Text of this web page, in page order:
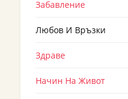
Забавление
Любов И Връзки
Здраве
Начин На Живот